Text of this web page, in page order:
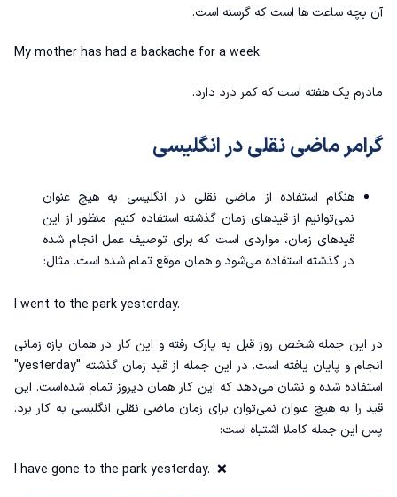
آن بچه ساعت ها است که گرسنه است.
My mother has had a backache for a week.
مادرم یک هفته است که کمر درد دارد.
گرامر ماضی نقلی در انگلیسی
هنگام استفاده از ماضی نقلی در انگلیسی به هیچ عنوان
نمی‌توانیم از قیدهای زمان گذشته استفاده کنیم. منظور از این
قیدهای زمان، مواردی است که برای توصیف عمل انجام شده
در گذشته استفاده می‌شود و همان موقع تمام شده است. مثال:
I went to the park yesterday.
در این جمله شخص روز قبل به پارک رفته و این کار در همان بازه زمانی
انجام و پایان یافته است. در این جمله از قید زمان گذشته "yesterday"
استفاده شده و نشان‌ می‌دهد که این کار همان دیروز تمام شده‌است. این
قید را به هیچ عنوان نمی‌توان برای زمان ماضی نقلی انگلیسی به کار برد.
پس این جمله کاملا اشتباه است‌:
I have gone to the park yesterday. ❌